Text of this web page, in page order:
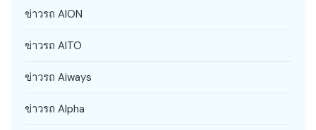
ข่าวรถ AION
ข่าวรถ AITO
ข่าวรถ Aiways
ข่าวรถ Alpha